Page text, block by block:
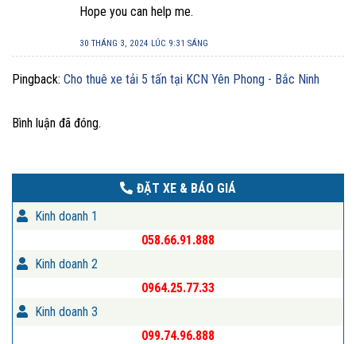
Hope you can help me.
30 THÁNG 3, 2024 LÚC 9:31 SÁNG
Pingback: Cho thuê xe tải 5 tấn tại KCN Yên Phong - Bắc Ninh
Bình luận đã đóng.
ĐẶT XE & BÁO GIÁ
Kinh doanh 1
058.66.91.888
Kinh doanh 2
0964.25.77.33
Kinh doanh 3
099.74.96.888